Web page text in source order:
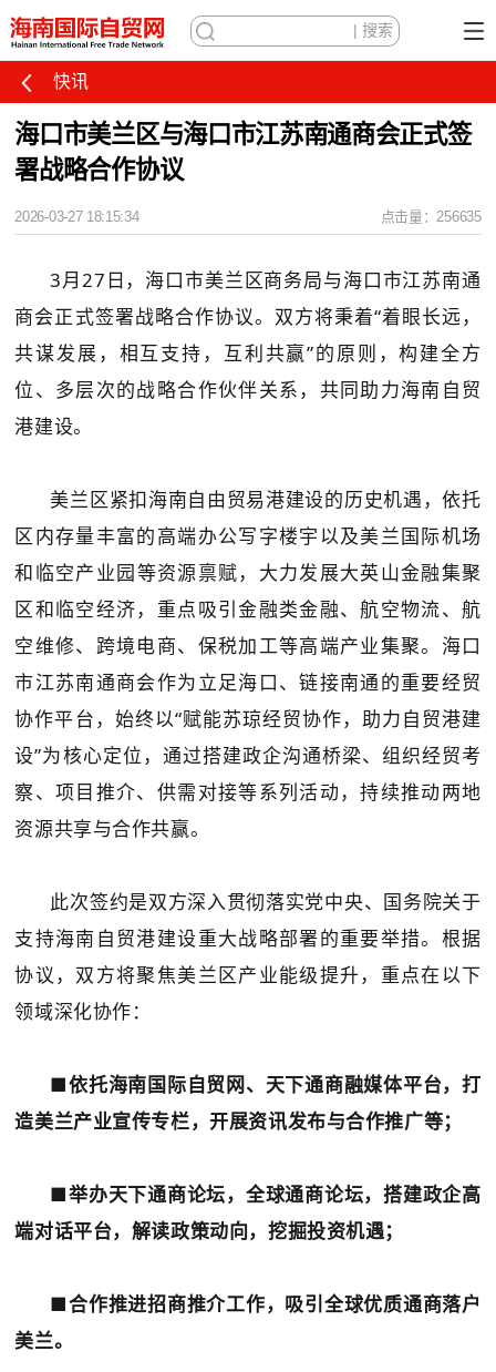
快讯
海口市美兰区与海口市江苏南通商会正式签
署战略合作协议
2026-03-27 18:15:34 点击量：256635
3月27日，海口市美兰区商务局与海口市江苏南通
商会正式签署战略合作协议。双方将秉着“着眼长远，
共谋发展，相互支持，互利共赢”的原则，构建全方
位、多层次的战略合作伙伴关系，共同助力海南自贸
港建设。
美兰区紧扣海南自由贸易港建设的历史机遇，依托
区内存量丰富的高端办公写字楼宇以及美兰国际机场
和临空产业园等资源禀赋，大力发展大英山金融集聚
区和临空经济，重点吸引金融类金融、航空物流、航
空维修、跨境电商、保税加工等高端产业集聚。 海口
市江苏南通商会作为立足海口、链接南通的重要经贸
协作平台，始终以“赋能苏琼经贸协作， 助力自贸港建
设”为核心定位，通过搭建政企沟通桥梁、组织经贸考
察、项目推介、供需对接等系列活动，持续推动两地
资源共享与合作共赢。
此次签约是双方深入贯彻落实党中央、国务院关于
支持海南自贸港建设重大战略部署的重要举措。根据
协议 ，双方将聚焦美兰区产业能级提升，重点在以下
领域深化协作：
■依托海南国际自贸网、天下通商融媒体平台， 打
造美兰产业宣传专栏，开展资讯发布与合作推广等；
■举办天下通商论坛，全球通商论坛，搭建政企高
端对话平台，解读政策动向，挖掘投资机遇；
■合作推进招商推介工作，吸引全球优质通商落户
美兰。